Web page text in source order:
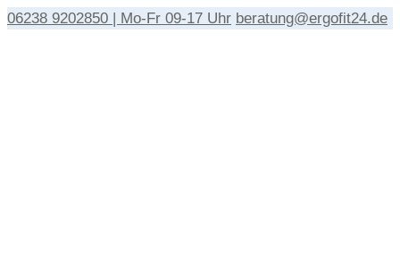
06238 9202850 | Mo-Fr 09-17 Uhr beratung@ergofit24.de